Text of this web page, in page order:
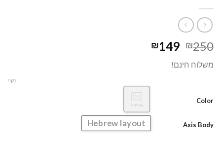
₪250
המחיר
היה:
₪149
משלוח חינם!
Color
Axis Body
Hebrew layout
נקה